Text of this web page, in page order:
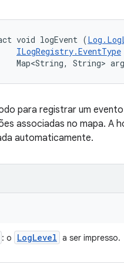
void logEvent (
ILogRegistry.EventType
Map<String, String>
para registrar um
associadas no mapa. A
automaticamente.
: o LogLevel a ser impresso.